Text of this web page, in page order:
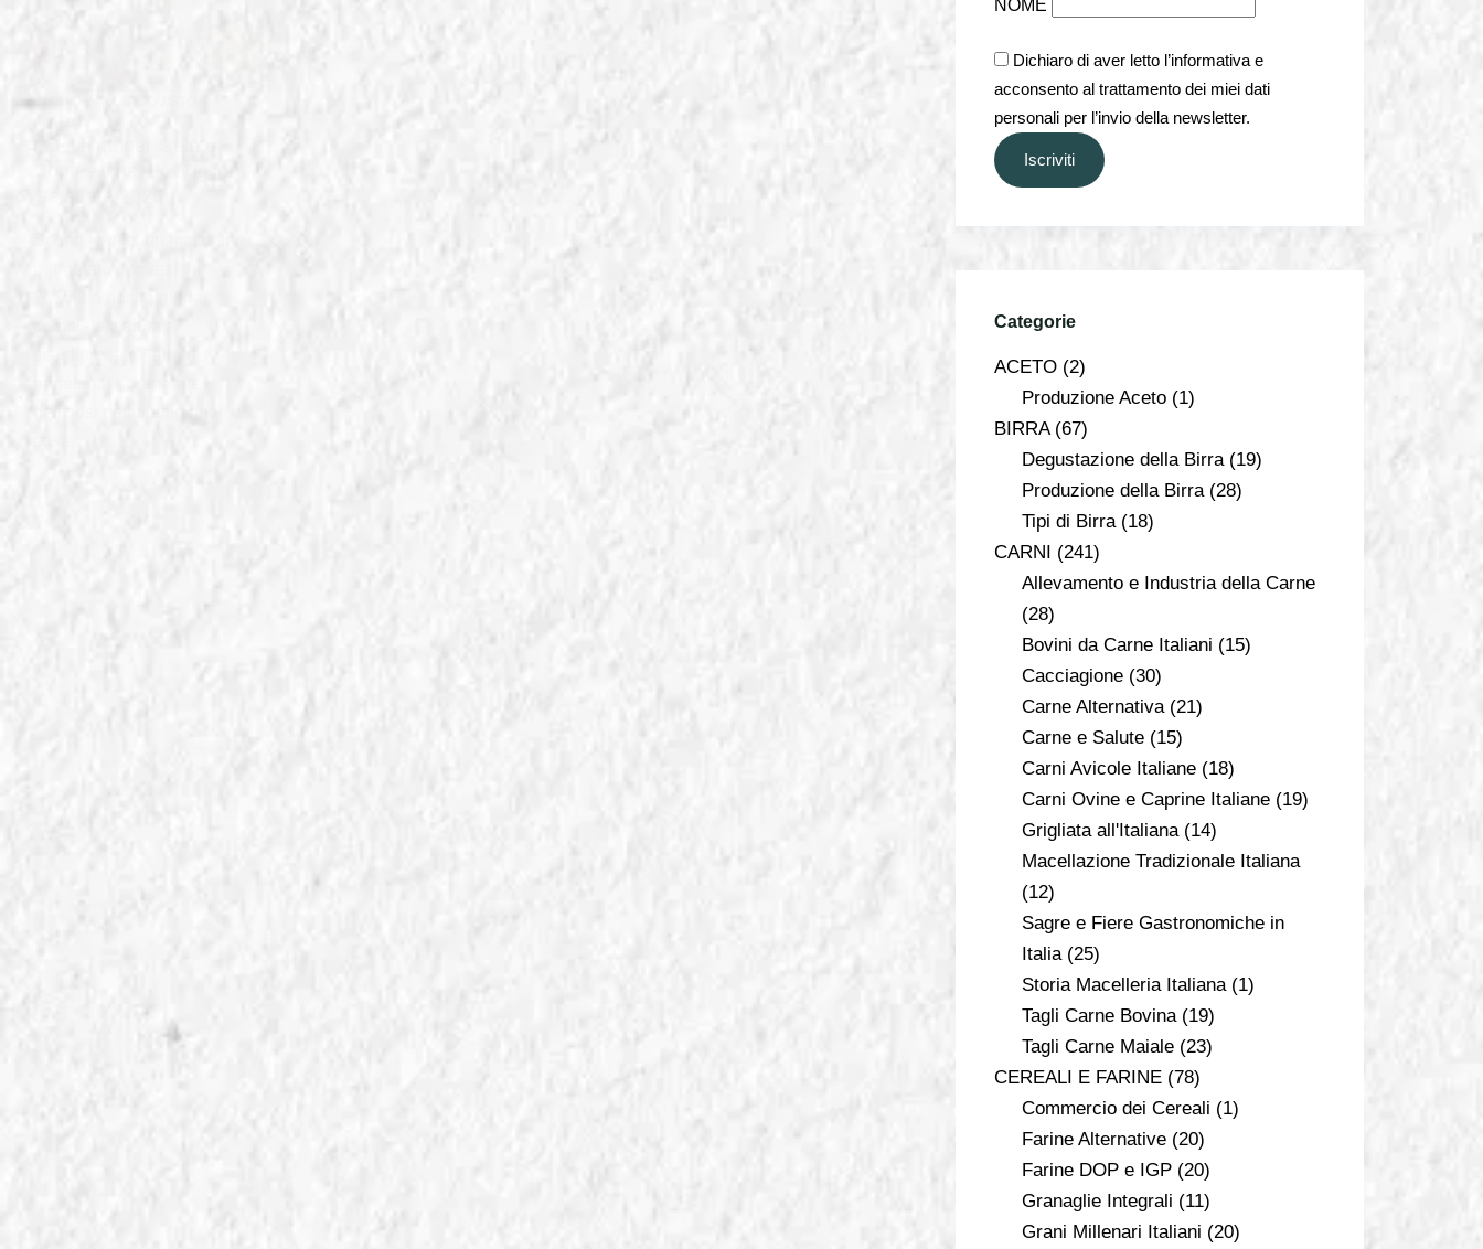
Domestiche: Le Migliori
deliziosi gelati artigianali a
NOME
Dichiaro di aver letto l’informativa e
acconsento al trattamento dei miei dati
personali per l’invio della newsletter.
Iscriviti
Categorie
ACETO(2)
Produzione Aceto(1)
BIRRA(67)
Degustazione della Birra(19)
Produzione della Birra(28)
Tipi di Birra(18)
CARNI (241)
Allevamento e Industria della Carne
(28)
Bovini da Carne Italiani (15)
Cacciagione(30)
Carne Alternativa(21)
Carne e Salute(15)
Carni Avicole Italiane(18)
Carni Ovine e Caprine Italiane(19)
Grigliata all'Italiana(14)
Macellazione Tradizionale Italiana
(12)
Sagre e Fiere Gastronomiche in
Italia(25)
Storia Macelleria Italiana(1)
Tagli Carne Bovina(19)
Tagli Carne Maiale(23)
CEREALI E FARINE(78)
Commercio dei Cereali (1)
Farine Alternative(20)
Farine DOP e IGP(20)
Granaglie Integrali (11)
Grani Millenari Italiani (20)